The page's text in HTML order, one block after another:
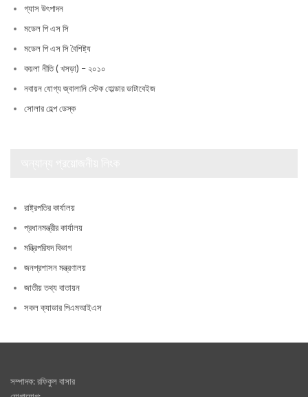
গ্যাস উৎপাদন
মডেল পি এস সি
মডেল পি এস সি বৈশিষ্ট্য
কয়লা নীতি ( খসড়া) – ২০১০
নবায়ন যোগ্য জ্বালানি স্টেক হোল্ডার ডাটাবেইজ
সোলার হেল্প ডেস্ক
রাষ্ট্রপতির কার্যালয়
প্রধানমন্ত্রীর কার্যালয়
মন্ত্রিপরিষদ বিভাগ
জনপ্রশাসন মন্ত্রণালয়
জাতীয় তথ্য বাতায়ন
সকল ক্যাডার পিএমআইএস
সম্পাদক: রফিকুল বাসার